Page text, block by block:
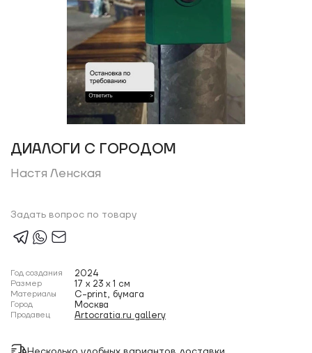
ДИАЛОГИ С ГОРОДОМ
Настя Ленская
Задать вопрос по товару
Год создания 2024
Размер 17 x 23 x 1 см
Материалы C-print, бумага
Город Москва
Продавец Artocratia.ru gallery